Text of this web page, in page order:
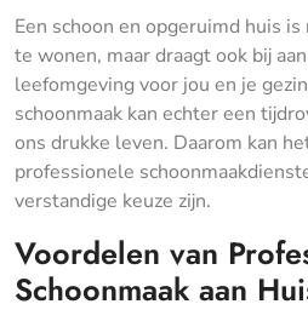
Een schoon en opgeruimd huis
te wonen, maar draagt ook bij
leefomgeving voor jou en je
schoonmaak kan echter een
ons drukke leven. Daarom kan
professionele
verstandige keuze zijn.
Voordelen van
Schoonmaak aan